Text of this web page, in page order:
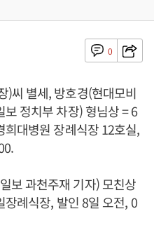
0
씨 별세, 방호경(현대모비
정치부 차장) 형님상 = 6
대병원 장례식장 12호실,
보 과천주재 기자) 모친상
례식장, 발인 8일 오전, 0